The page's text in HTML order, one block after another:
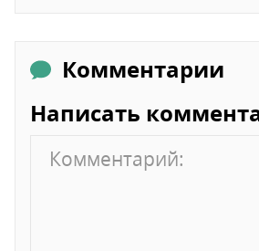
Комментарии
Написать